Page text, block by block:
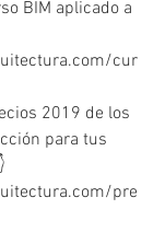
BIM aplicado a
cur
2019 de los
para tus
pre